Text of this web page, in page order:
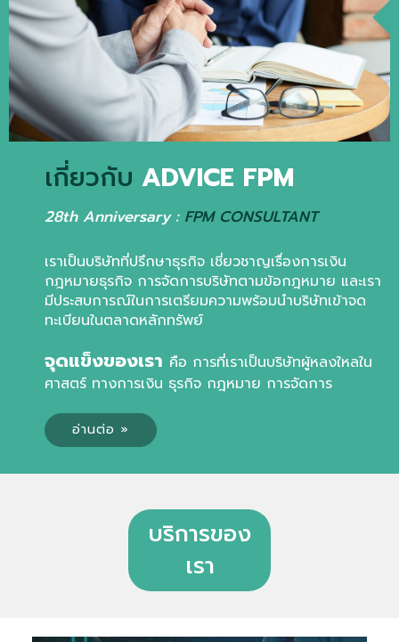
เกี่ยวกับ ADVICE FPM
28th Anniversary : FPM CONSULTANT
เราเป็นบริษัทที่ปรึกษาธุรกิจ เชี่ยวชาญเรื่องการเงิน
กฎหมายธุรกิจ การจัดการบริษัทตามข้อกฎหมาย และเรา
มีประสบการณ์ในการเตรียมความพร้อมนำบริษัทเข้าจด
ทะเบียนในตลาดหลักทรัพย์
จุดแข็งของเรา คือ การที่เราเป็นบริษัทผู้หลงใหลใน
ศาสตร์ ทางการเงิน ธุรกิจ กฎหมาย การจัดการ
อ่านต่อ »
บริการของ
เรา